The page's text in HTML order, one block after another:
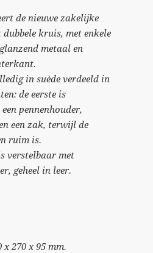
de nieuwe zakelijke
kruis, met enkele
metaal en
in suède verdeeld in
de eerste is
pennenhouder,
een zak, terwijl de
ruim is.
verstelbaar met
geheel in leer.
x 270 x 95 mm.